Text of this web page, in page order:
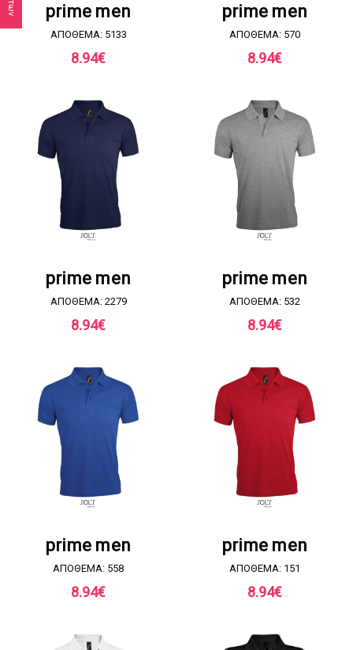
prime men
ΑΠΟΘΕΜΑ: 5133
8.94€
prime men
ΑΠΟΘΕΜΑ: 570
8.94€
prime men
ΑΠΟΘΕΜΑ: 2279
8.94€
prime men
ΑΠΟΘΕΜΑ: 532
8.94€
prime men
ΑΠΟΘΕΜΑ: 558
8.94€
prime men
ΑΠΟΘΕΜΑ: 151
8.94€